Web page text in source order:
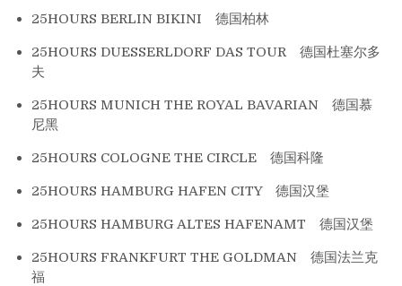
25HOURS BERLIN BIKINI 德国柏林
25HOURS DUESSERLDORF DAS TOUR 德国杜塞尔多
夫
25HOURS MUNICH THE ROYAL BAVARIAN 德国慕
尼黑
25HOURS COLOGNE THE CIRCLE 德国科隆
25HOURS HAMBURG HAFEN CITY 德国汉堡
25HOURS HAMBURG ALTES HAFENAMT 德国汉堡
25HOURS FRANKFURT THE GOLDMAN 德国法兰克
福